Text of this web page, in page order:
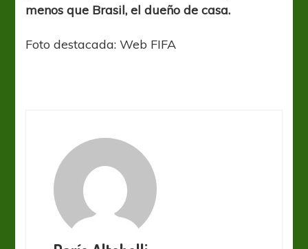
menos que Brasil, el dueño de casa.
Foto destacada: Web FIFA